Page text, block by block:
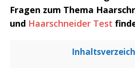
Fragen zum Thema
und Haarschneider Test